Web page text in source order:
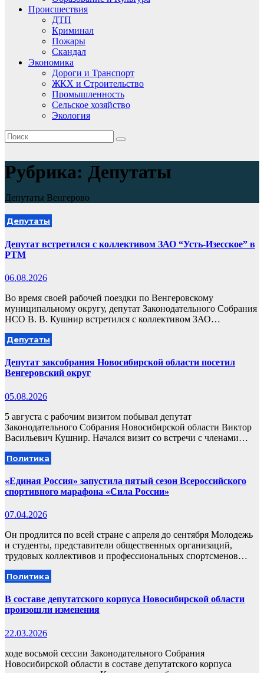
Происшествия
ДТП
Криминал
Пожары
Скандал
Экономика
Дороги и Транспорт
ЖКХ и Строительство
Промышленность
Сельское хозяйство
Экология
Рубрика: Депутаты
Депутаты Венгерово
Депутаты
Депутат встретился с коллективом ЗАО “Усть-Изесское” в
РТМ
06.08.2026
Во время своей рабочей поездки по Венгеровскому
муниципальному округу, депутат Законодательного Собрания
НСО В. В. Кушнир встретился с коллективом ЗАО…
Депутаты
Депутат заксобрания Новосибирской области посетил
Венгеровский округ
05.08.2026
5 августа с рабочим визитом побывал депутат
Законодательного Собрания Новосибирской области Виктор
Васильевич Кушнир. Начался визит со встречи с членами…
Политика
«Единая Россия» запустила пятый сезон Всероссийского
спортивного марафона «Сила России»
07.04.2026
Он продлится по всей стране с апреля до сентября Молодежь
и студенты, представители общественных организаций,
трудовых коллективов и профессиональных спортсменов…
Политика
В составе депутатского корпуса Новосибирской области
произошли изменения
22.03.2026
ходе восьмой сессии Законодательного Собрания
Новосибирской области в составе депутатского корпуса